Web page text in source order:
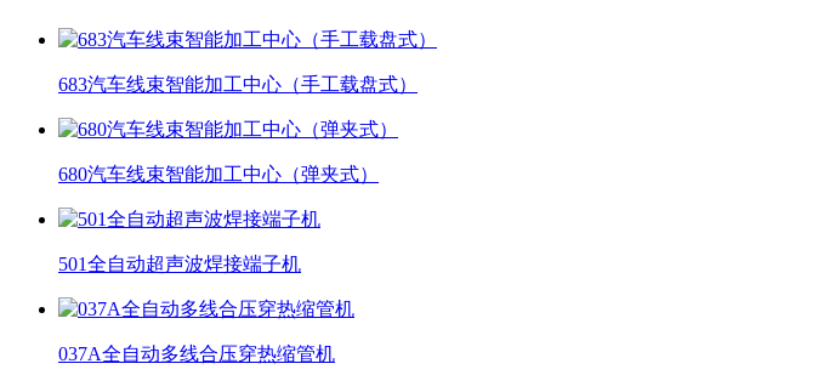
683汽车线束智能加工中心（手工载盘式）
680汽车线束智能加工中心（弹夹式）
501全自动超声波焊接端子机
037A全自动多线合压穿热缩管机